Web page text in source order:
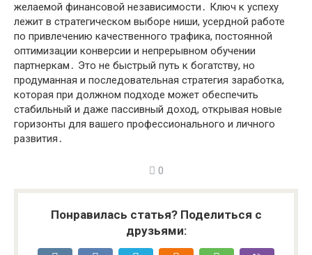
желаемой финансовой независимости․ Ключ к успеху
лежит в стратегическом выборе ниши, усердной работе
по привлечению качественного трафика, постоянной
оптимизации конверсии и непрерывном обучении
партнеркам․ Это не быстрый путь к богатству, но
продуманная и последовательная стратегия заработка,
которая при должном подходе может обеспечить
стабильный и даже пассивный доход, открывая новые
горизонты для вашего профессионального и личного
развития․
0
Понравилась статья? Поделиться с
друзьями: